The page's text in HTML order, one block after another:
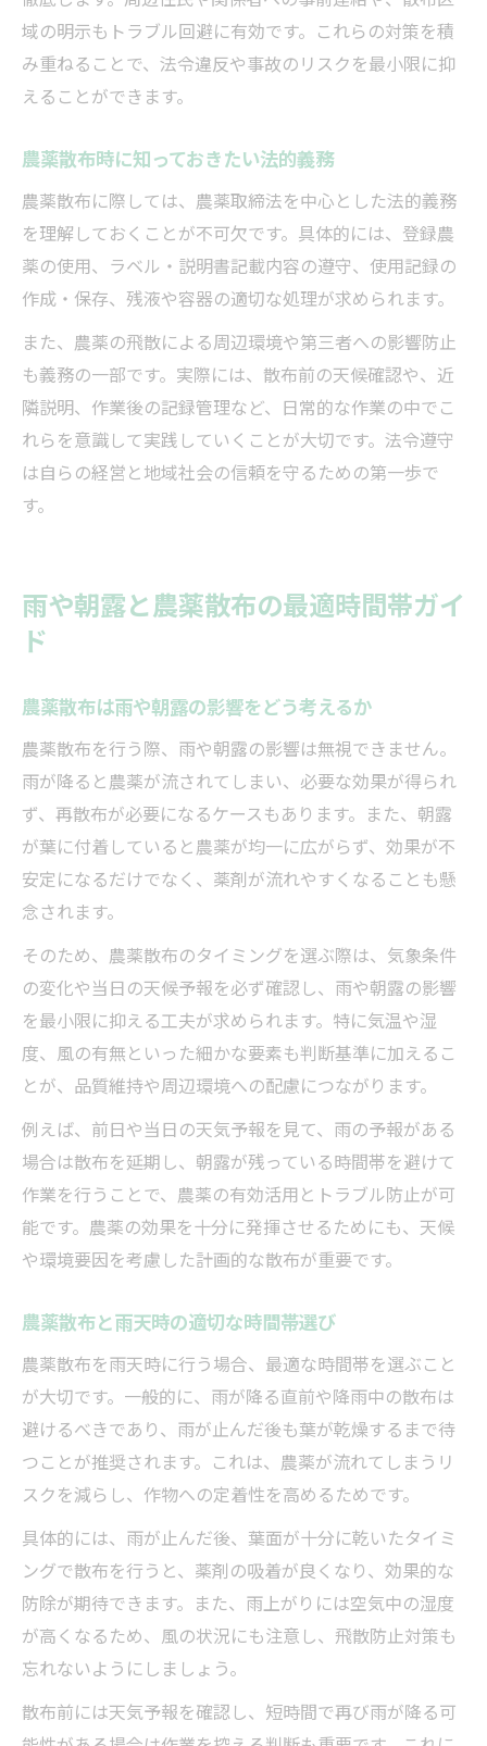
域の明示もトラブル回避に有効です。これらの対策を積
み重ねることで、法令違反や事故のリスクを最小限に抑
えることができます。
農薬散布時に知っておきたい法的義務
農薬散布に際しては、農薬取締法を中心とした法的義務
を理解しておくことが不可欠です。具体的には、登録農
薬の使用、ラベル・説明書記載内容の遵守、使用記録の
作成・保存、残液や容器の適切な処理が求められます。
また、農薬の飛散による周辺環境や第三者への影響防止
も義務の一部です。実際には、散布前の天候確認や、近
隣説明、作業後の記録管理など、日常的な作業の中でこ
れらを意識して実践していくことが大切です。法令遵守
は自らの経営と地域社会の信頼を守るための第一歩で
す。
雨や朝露と農薬散布の最適時間帯ガイ
ド
農薬散布は雨や朝露の影響をどう考えるか
農薬散布を行う際、雨や朝露の影響は無視できません。
雨が降ると農薬が流されてしまい、必要な効果が得られ
ず、再散布が必要になるケースもあります。また、朝露
が葉に付着していると農薬が均一に広がらず、効果が不
安定になるだけでなく、薬剤が流れやすくなることも懸
念されます。
そのため、農薬散布のタイミングを選ぶ際は、気象条件
の変化や当日の天候予報を必ず確認し、雨や朝露の影響
を最小限に抑える工夫が求められます。特に気温や湿
度、風の有無といった細かな要素も判断基準に加えるこ
とが、品質維持や周辺環境への配慮につながります。
例えば、前日や当日の天気予報を見て、雨の予報がある
場合は散布を延期し、朝露が残っている時間帯を避けて
作業を行うことで、農薬の有効活用とトラブル防止が可
能です。農薬の効果を十分に発揮させるためにも、天候
や環境要因を考慮した計画的な散布が重要です。
農薬散布と雨天時の適切な時間帯選び
農薬散布を雨天時に行う場合、最適な時間帯を選ぶこと
が大切です。一般的に、雨が降る直前や降雨中の散布は
避けるべきであり、雨が止んだ後も葉が乾燥するまで待
つことが推奨されます。これは、農薬が流れてしまうリ
スクを減らし、作物への定着性を高めるためです。
具体的には、雨が止んだ後、葉面が十分に乾いたタイミ
ングで散布を行うと、薬剤の吸着が良くなり、効果的な
防除が期待できます。また、雨上がりには空気中の湿度
が高くなるため、風の状況にも注意し、飛散防止対策も
忘れないようにしましょう。
散布前には天気予報を確認し、短時間で再び雨が降る可